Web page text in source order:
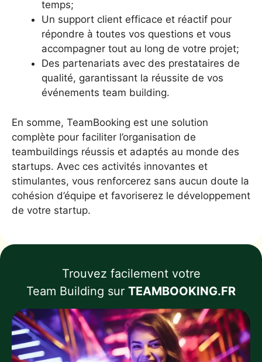
temps;
Un support client efficace et réactif pour
répondre à toutes vos questions et vous
accompagner tout au long de votre projet;
Des partenariats avec des prestataires de
qualité, garantissant la réussite de vos
événements team building.
En somme, TeamBooking est une solution
complète pour faciliter l’organisation de
teambuildings réussis et adaptés au monde des
startups. Avec ces activités innovantes et
stimulantes, vous renforcerez sans aucun doute la
cohésion d’équipe et favoriserez le développement
de votre startup.
Trouvez facilement votre
Team Building sur TEAMBOOKING.FR